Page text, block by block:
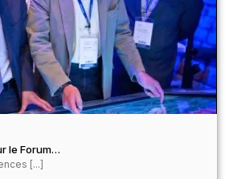
le Forum…
[...]